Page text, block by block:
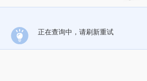
正在查询中，请刷新重试